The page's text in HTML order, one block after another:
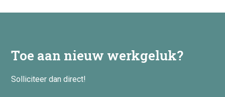
Toe aan nieuw werkgeluk?
Solliciteer dan direct!